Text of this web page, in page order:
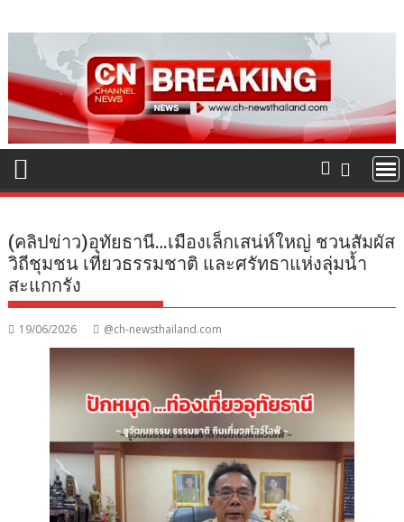
to
content
(คลิปข่าว)อุทัยธานี…เมืองเล็กเสน่ห์ใหญ่ ชวนสัมผัส
วิถีชุมชน เที่ยวธรรมชาติ และศรัทธาแห่งลุ่มน้ำ
สะแกกรัง
19/06/2026 @ch-newsthailand.com